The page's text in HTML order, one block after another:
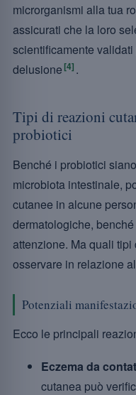
microrganismi alla tua
assicurati che la loro
scientificamente
delusione [4] .
Tipi di reazioni
probiotici
Benché i probiotici
microbiota intestinale,
cutanee in alcune
dermatologiche,
attenzione. Ma quali
osservare in relazione
Potenziali
Ecco le principali
Eczema da
cutanea può